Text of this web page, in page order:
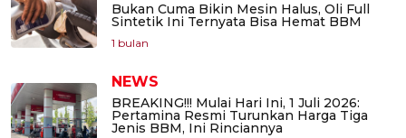
Bukan Cuma Bikin Mesin Halus, Oli Full
Sintetik Ini Ternyata Bisa Hemat BBM
1 bulan
NEWS
BREAKING!!! Mulai Hari Ini, 1 Juli 2026:
Pertamina Resmi Turunkan Harga Tiga
Jenis BBM, Ini Rinciannya